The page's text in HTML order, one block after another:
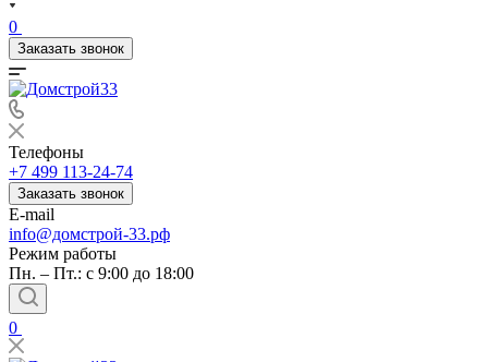
0
Заказать звонок
Телефоны
+7 499 113-24-74
Заказать звонок
E-mail
info@домстрой-33.рф
Режим работы
Пн. – Пт.: с 9:00 до 18:00
0